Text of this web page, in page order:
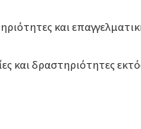
και
και δραστηριότητες